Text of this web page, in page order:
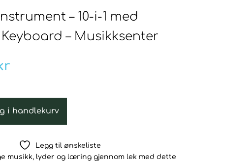
– 10-i-1 med
– Musikksenter
Nåværende
699kr.
i handlekurv
Legg til ønskeliste
musikk, lyder og læring gjennom lek med dette